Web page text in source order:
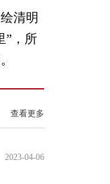
清明
”，所
查看更多
2023-04-06